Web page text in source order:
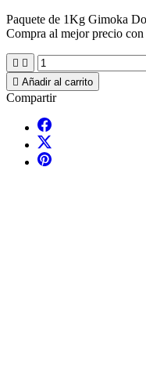
Paquete de 1Kg Gimoka
Compra al mejor precio
 
 Añadir al carrito
Compartir